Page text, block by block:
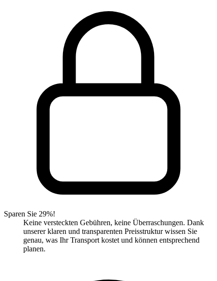
Sparen Sie 29%!
Keine versteckten Gebühren, keine Überraschungen. Dank
unserer klaren und transparenten Preisstruktur wissen Sie
genau, was Ihr Transport kostet und können entsprechend
planen.